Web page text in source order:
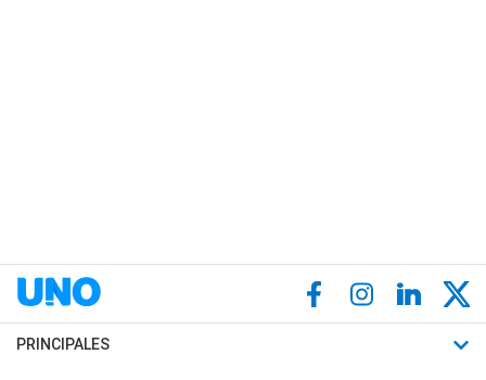
PRINCIPALES